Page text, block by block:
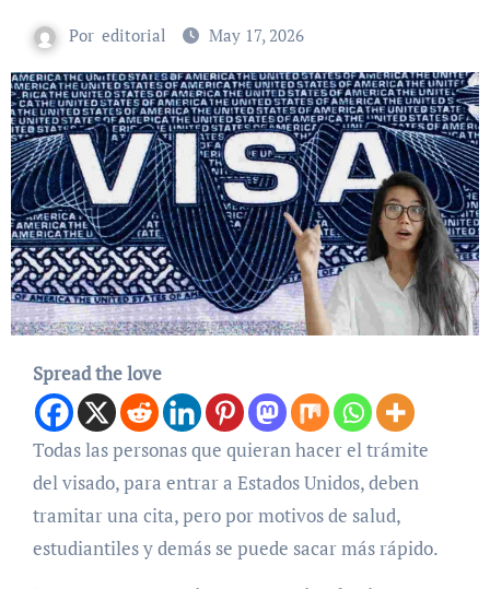
Por editorial May 17, 2026
Spread the love
Todas las personas que quieran hacer el trámite
del visado, para entrar a Estados Unidos, deben
tramitar una cita, pero por motivos de salud,
estudiantiles y demás se puede sacar más rápido.